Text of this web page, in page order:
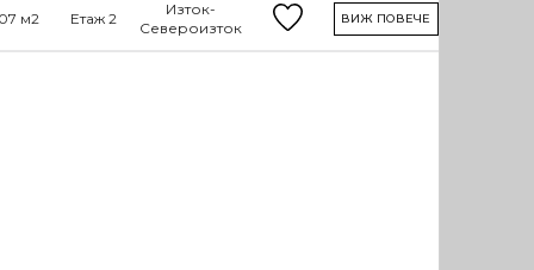
м2 Етаж 2
Изток-
Североизток
ВИЖ ПОВЕЧЕ